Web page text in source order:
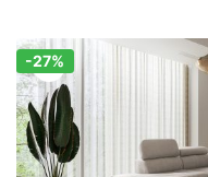
Zľava!
-27%